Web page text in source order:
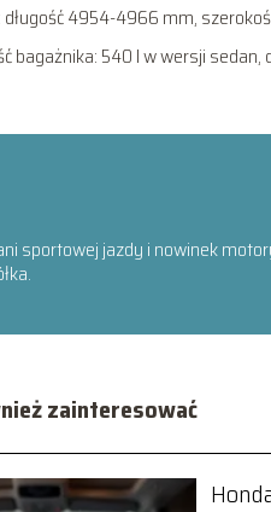
4954-4966 mm,
bagażnika: 540 l w wersji
sportowej jazdy i nowinek
zainteresować